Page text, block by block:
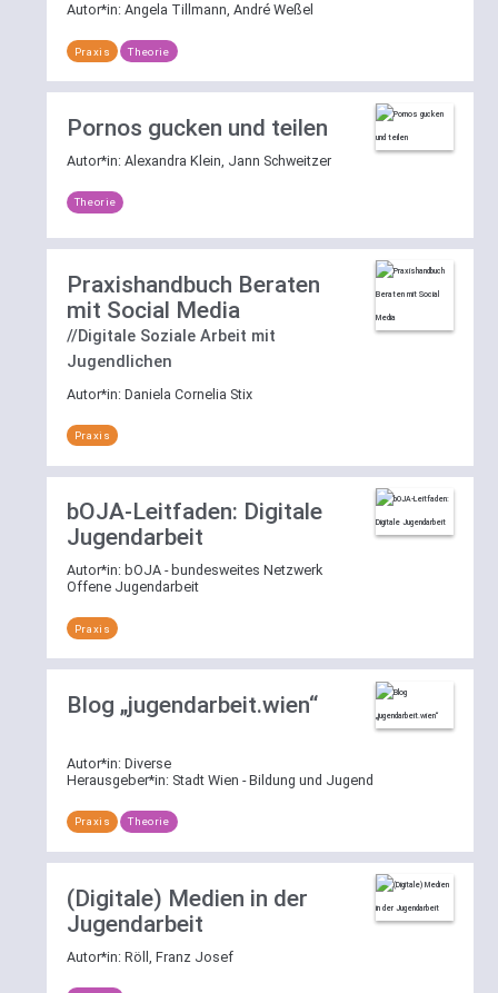
Autor*in: Angela Tillmann, André Weßel
Praxis Theorie
Pornos gucken und teilen
Autor*in: Alexandra Klein, Jann Schweitzer
Theorie
Praxishandbuch Beraten
mit Social Media
//Digitale Soziale Arbeit mit
Jugendlichen
Autor*in: Daniela Cornelia Stix
Praxis
bOJA-Leitfaden: Digitale
Jugendarbeit
Autor*in: bOJA - bundesweites Netzwerk
Offene Jugendarbeit
Praxis
Blog „jugendarbeit.wien“
Autor*in: Diverse
Herausgeber*in: Stadt Wien - Bildung und Jugend
Praxis Theorie
(Digitale) Medien in der
Jugendarbeit
Autor*in: Röll, Franz Josef